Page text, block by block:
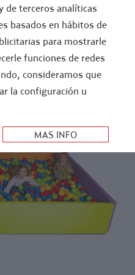
SENSORIALES
POLIETILENO
de terceros analíticas
basados en hábitos de
para mostrarle
funciones de redes
consideramos que
la configuración u